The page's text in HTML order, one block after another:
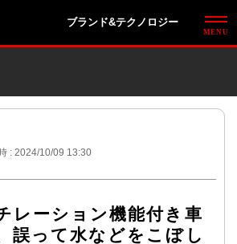
ブランド&テクノロジー
: 2024/10/09 13:30
レーション機能付き車
誤って水などをこぼし